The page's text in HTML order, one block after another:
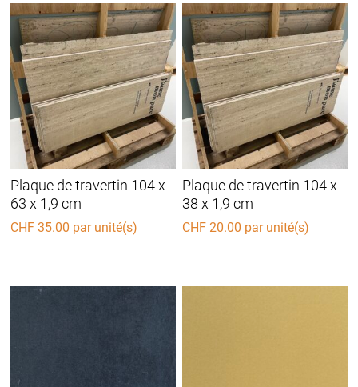
Plaque de travertin 104 x
63 x 1,9 cm
CHF 35.00 par unité(s)
Plaque de travertin 104 x
38 x 1,9 cm
CHF 20.00 par unité(s)